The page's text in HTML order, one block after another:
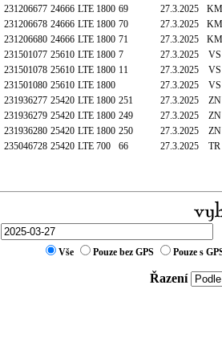
231206677 24666 LTE 1800 69 27.3.2025
KM
231206678 24666 LTE 1800 70 27.3.2025
KM
231206680 24666 LTE 1800 71 27.3.2025
KM
231501077 25610 LTE 1800 7 27.3.2025
VS
231501078 25610 LTE 1800 11 27.3.2025
VS
231501080 25610 LTE 1800 27.3.2025
VS
231936277 25420 LTE 1800 251 27.3.2025
ZN
231936279 25420 LTE 1800 249 27.3.2025
ZN
231936280 25420 LTE 1800 250 27.3.2025
ZN
235046728 25420 LTE 700 66 27.3.2025 TR
Vše Pouze bez GPS Pouze s
Řazení